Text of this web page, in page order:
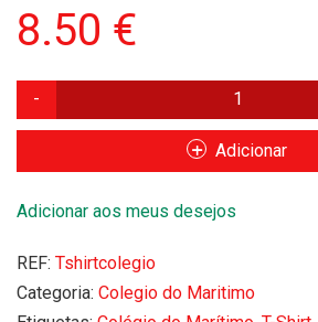
8.50 €
de
Adicionar
Adicionar aos meus desejos
REF: Tshirtcolegio
Categoria: Colegio do Maritimo